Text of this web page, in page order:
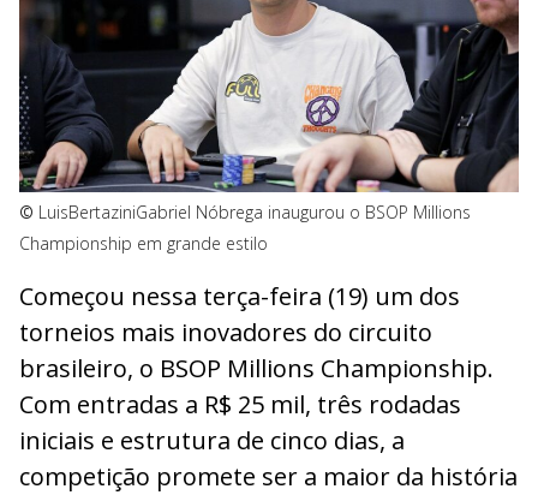
© LuisBertaziniGabriel Nóbrega inaugurou o BSOP Millions
Championship em grande estilo
Começou nessa terça-feira (19) um dos
torneios mais inovadores do circuito
brasileiro, o BSOP Millions Championship.
Com entradas a R$ 25 mil, três rodadas
iniciais e estrutura de cinco dias, a
competição promete ser a maior da história